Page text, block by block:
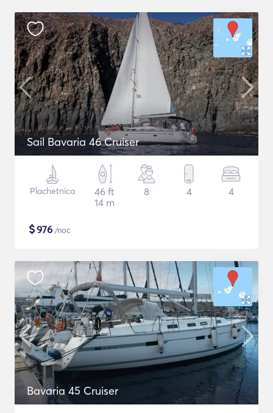
Sail Bavaria 46 Cruiser
Plachetnica
46 ft
14 m
8 4 4
$976 /noc
Bavaria 45 Cruiser